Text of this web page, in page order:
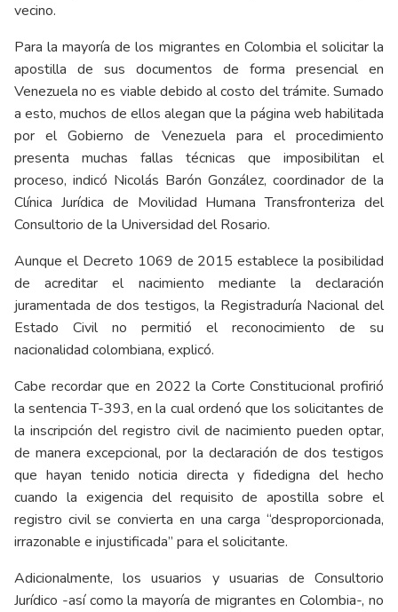
vecino.
Para la mayoría de los migrantes en Colombia el solicitar la
apostilla de sus documentos de forma presencial en
Venezuela no es viable debido al costo del trámite. Sumado
a esto, muchos de ellos alegan que la página web habilitada
por el Gobierno de Venezuela para el procedimiento
presenta muchas fallas técnicas que imposibilitan el
proceso, indicó Nicolás Barón González, coordinador de la
Clínica Jurídica de Movilidad Humana Transfronteriza del
Consultorio de la Universidad del Rosario.
Aunque el Decreto 1069 de 2015 establece la posibilidad
de acreditar el nacimiento mediante la declaración
juramentada de dos testigos, la Registraduría Nacional del
Estado Civil no permitió el reconocimiento de su
nacionalidad colombiana, explicó.
Cabe recordar que en 2022 la Corte Constitucional profirió
la sentencia T-393, en la cual ordenó que los solicitantes de
la inscripción del registro civil de nacimiento pueden optar,
de manera excepcional, por la declaración de dos testigos
que hayan tenido noticia directa y fidedigna del hecho
cuando la exigencia del requisito de apostilla sobre el
registro civil se convierta en una carga “desproporcionada,
irrazonable e injustificada” para el solicitante.
Adicionalmente, los usuarios y usuarias de Consultorio
Jurídico -así como la mayoría de migrantes en Colombia-, no